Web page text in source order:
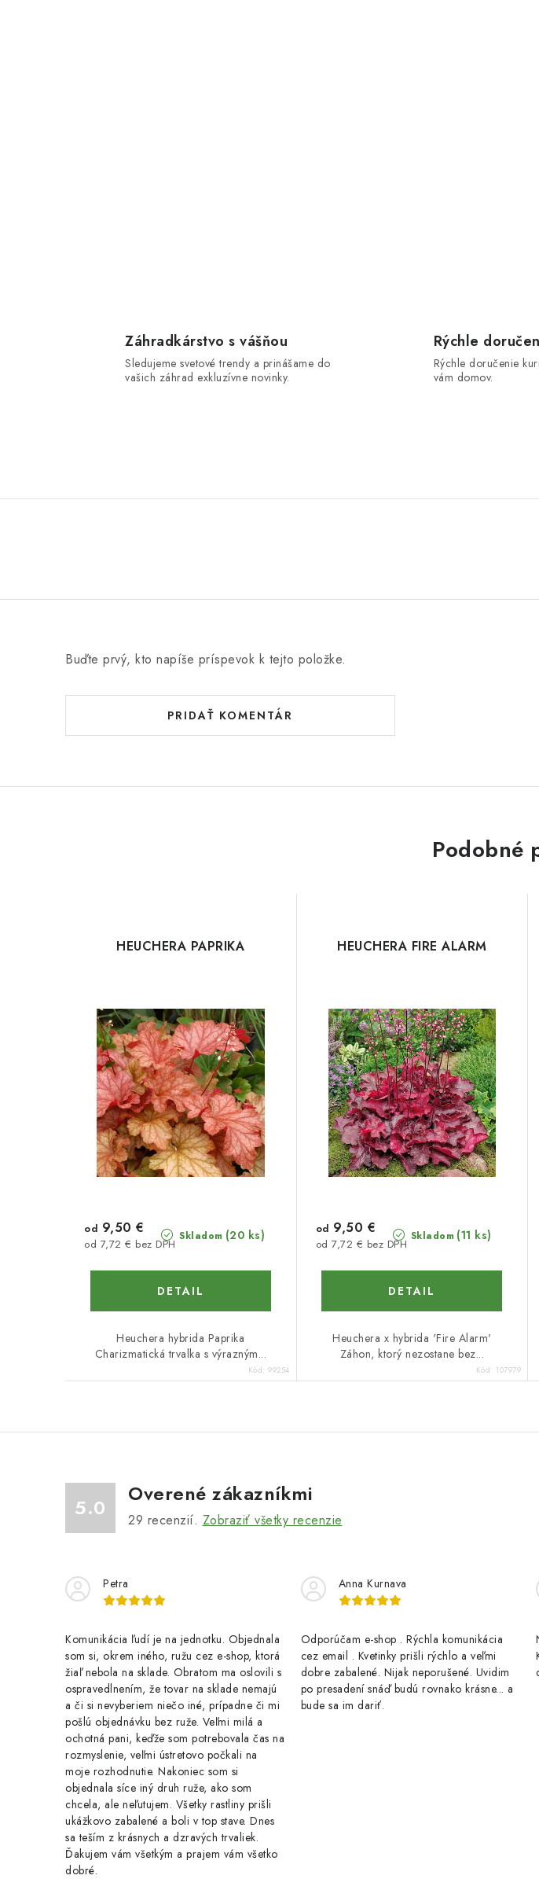
Záhradkárstvo s vášňou
Sledujeme svetové trendy a prinášame do
vašich záhrad exkluzívne novinky.
Rýchle
Rýchle doručenie
vám domov.
Buďte prvý, kto napíše príspevok k tejto položke.
PRIDAŤ KOMENTÁR
Podobné
HEUCHERA PAPRIKA
Skladom (20 ks)
od 7,72 € bez DPH
od 9,50 €
DETAIL
Heuchera hybrida Paprika
Charizmatická trvalka s výrazným...
Kód: 99254
HEUCHERA FIRE ALARM
Skladom (11 ks)
od 7,72 € bez DPH
od 9,50 €
DETAIL
Heuchera x hybrida 'Fire Alarm'
Záhon, ktorý nezostane bez...
Kód: 107979
5.0
Overené zákazníkmi
29 recenzií. Zobraziť všetky recenzie
Petra
Komunikácia ľudí je na jednotku. Objednala
som si, okrem iného, ružu cez e-shop, ktorá
žiaľ nebola na sklade. Obratom ma oslovili s
ospravedlnením, že tovar na sklade nemajú
a či si nevyberiem niečo iné, prípadne či mi
pošlú objednávku bez ruže. Veľmi milá a
ochotná pani, keďže som potrebovala čas na
rozmyslenie, veľmi ústretovo počkali na
moje rozhodnutie. Nakoniec som si
objednala síce iný druh ruže, ako som
chcela, ale neľutujem. Všetky rastliny prišli
ukážkovo zabalené a boli v top stave. Dnes
sa teším z krásnych a dzravých trvaliek.
Ďakujem vám všetkým a prajem vám všetko
dobré.
Anna Kurnava
Odporúčam e-shop . Rýchla komunikácia
cez email . Kvetinky prišli rýchlo a veľmi
dobre zabalené. Nijak neporušené. Uvidim
po presadení snáď budú rovnako krásne... a
bude sa im dariť.